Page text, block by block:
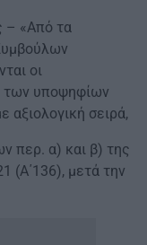
– «Από τα
οι
των υποψηφίων
αξιολογική σειρά,
περ. α) και β) της
(Α΄136), μετά την